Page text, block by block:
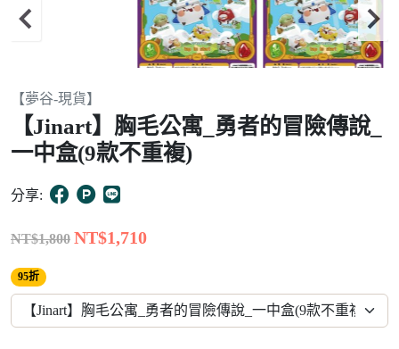
Item
【夢谷-現貨】
【Jinart】胸毛公寓_勇者的冒險傳說_
一中盒(9款不重複)
分享:
NT$1,800 NT$1,710
95折